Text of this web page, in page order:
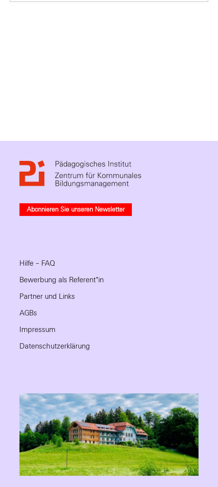
Abonnieren Sie unseren Newsletter
Hilfe – FAQ
Bewerbung als Referent*in
Partner und Links
AGBs
Impressum
Datenschutzerklärung